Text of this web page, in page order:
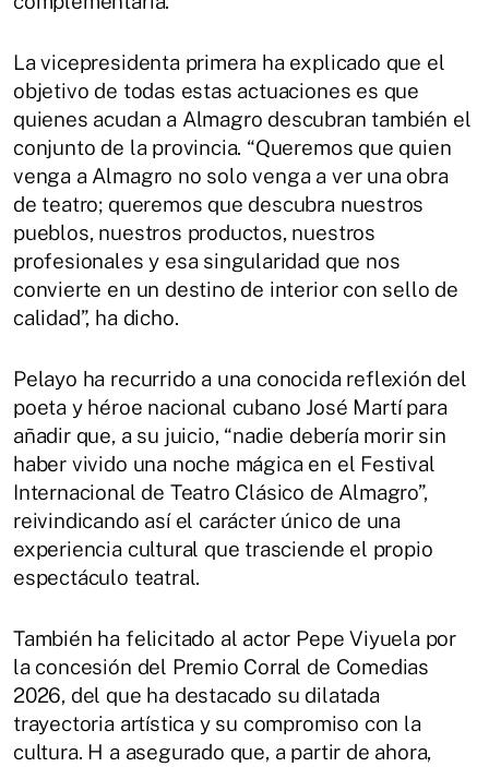
La vicepresidenta primera ha explicado que el
objetivo de todas estas actuaciones es que
quienes acudan a Almagro descubran también el
conjunto de la provincia. “Queremos que quien
venga a Almagro no solo venga a ver una obra
de teatro; queremos que descubra nuestros
pueblos, nuestros productos, nuestros
profesionales y esa singularidad que nos
convierte en un destino de interior con sello de
calidad”, ha dicho.
Pelayo ha recurrido a una conocida reflexión del
poeta y héroe nacional cubano José Martí para
añadir que, a su juicio, “nadie debería morir sin
haber vivido una noche mágica en el Festival
Internacional de Teatro Clásico de Almagro”,
reivindicando así el carácter único de una
experiencia cultural que trasciende el propio
espectáculo teatral.
También ha felicitado al actor Pepe Viyuela por
la concesión del Premio Corral de Comedias
2026, del que ha destacado su dilatada
trayectoria artística y su compromiso con la
cultura. H a asegurado que, a partir de ahora,